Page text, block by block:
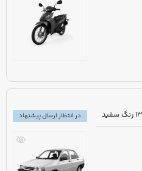
در انتظار ارسال پیشنهاد